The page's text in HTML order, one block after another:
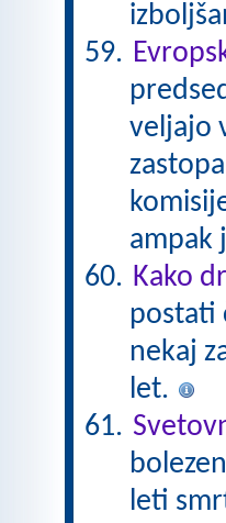
veljajo
ampak
Kako
postati
nekaj
let.
leti